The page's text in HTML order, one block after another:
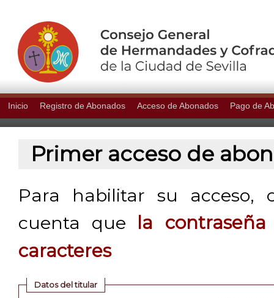
Inicio Registro de Abonados Acceso de Abonados Pago de
Primer acceso de
Para habilitar su acceso,
cuenta que
la
caracteres
Datos del titular